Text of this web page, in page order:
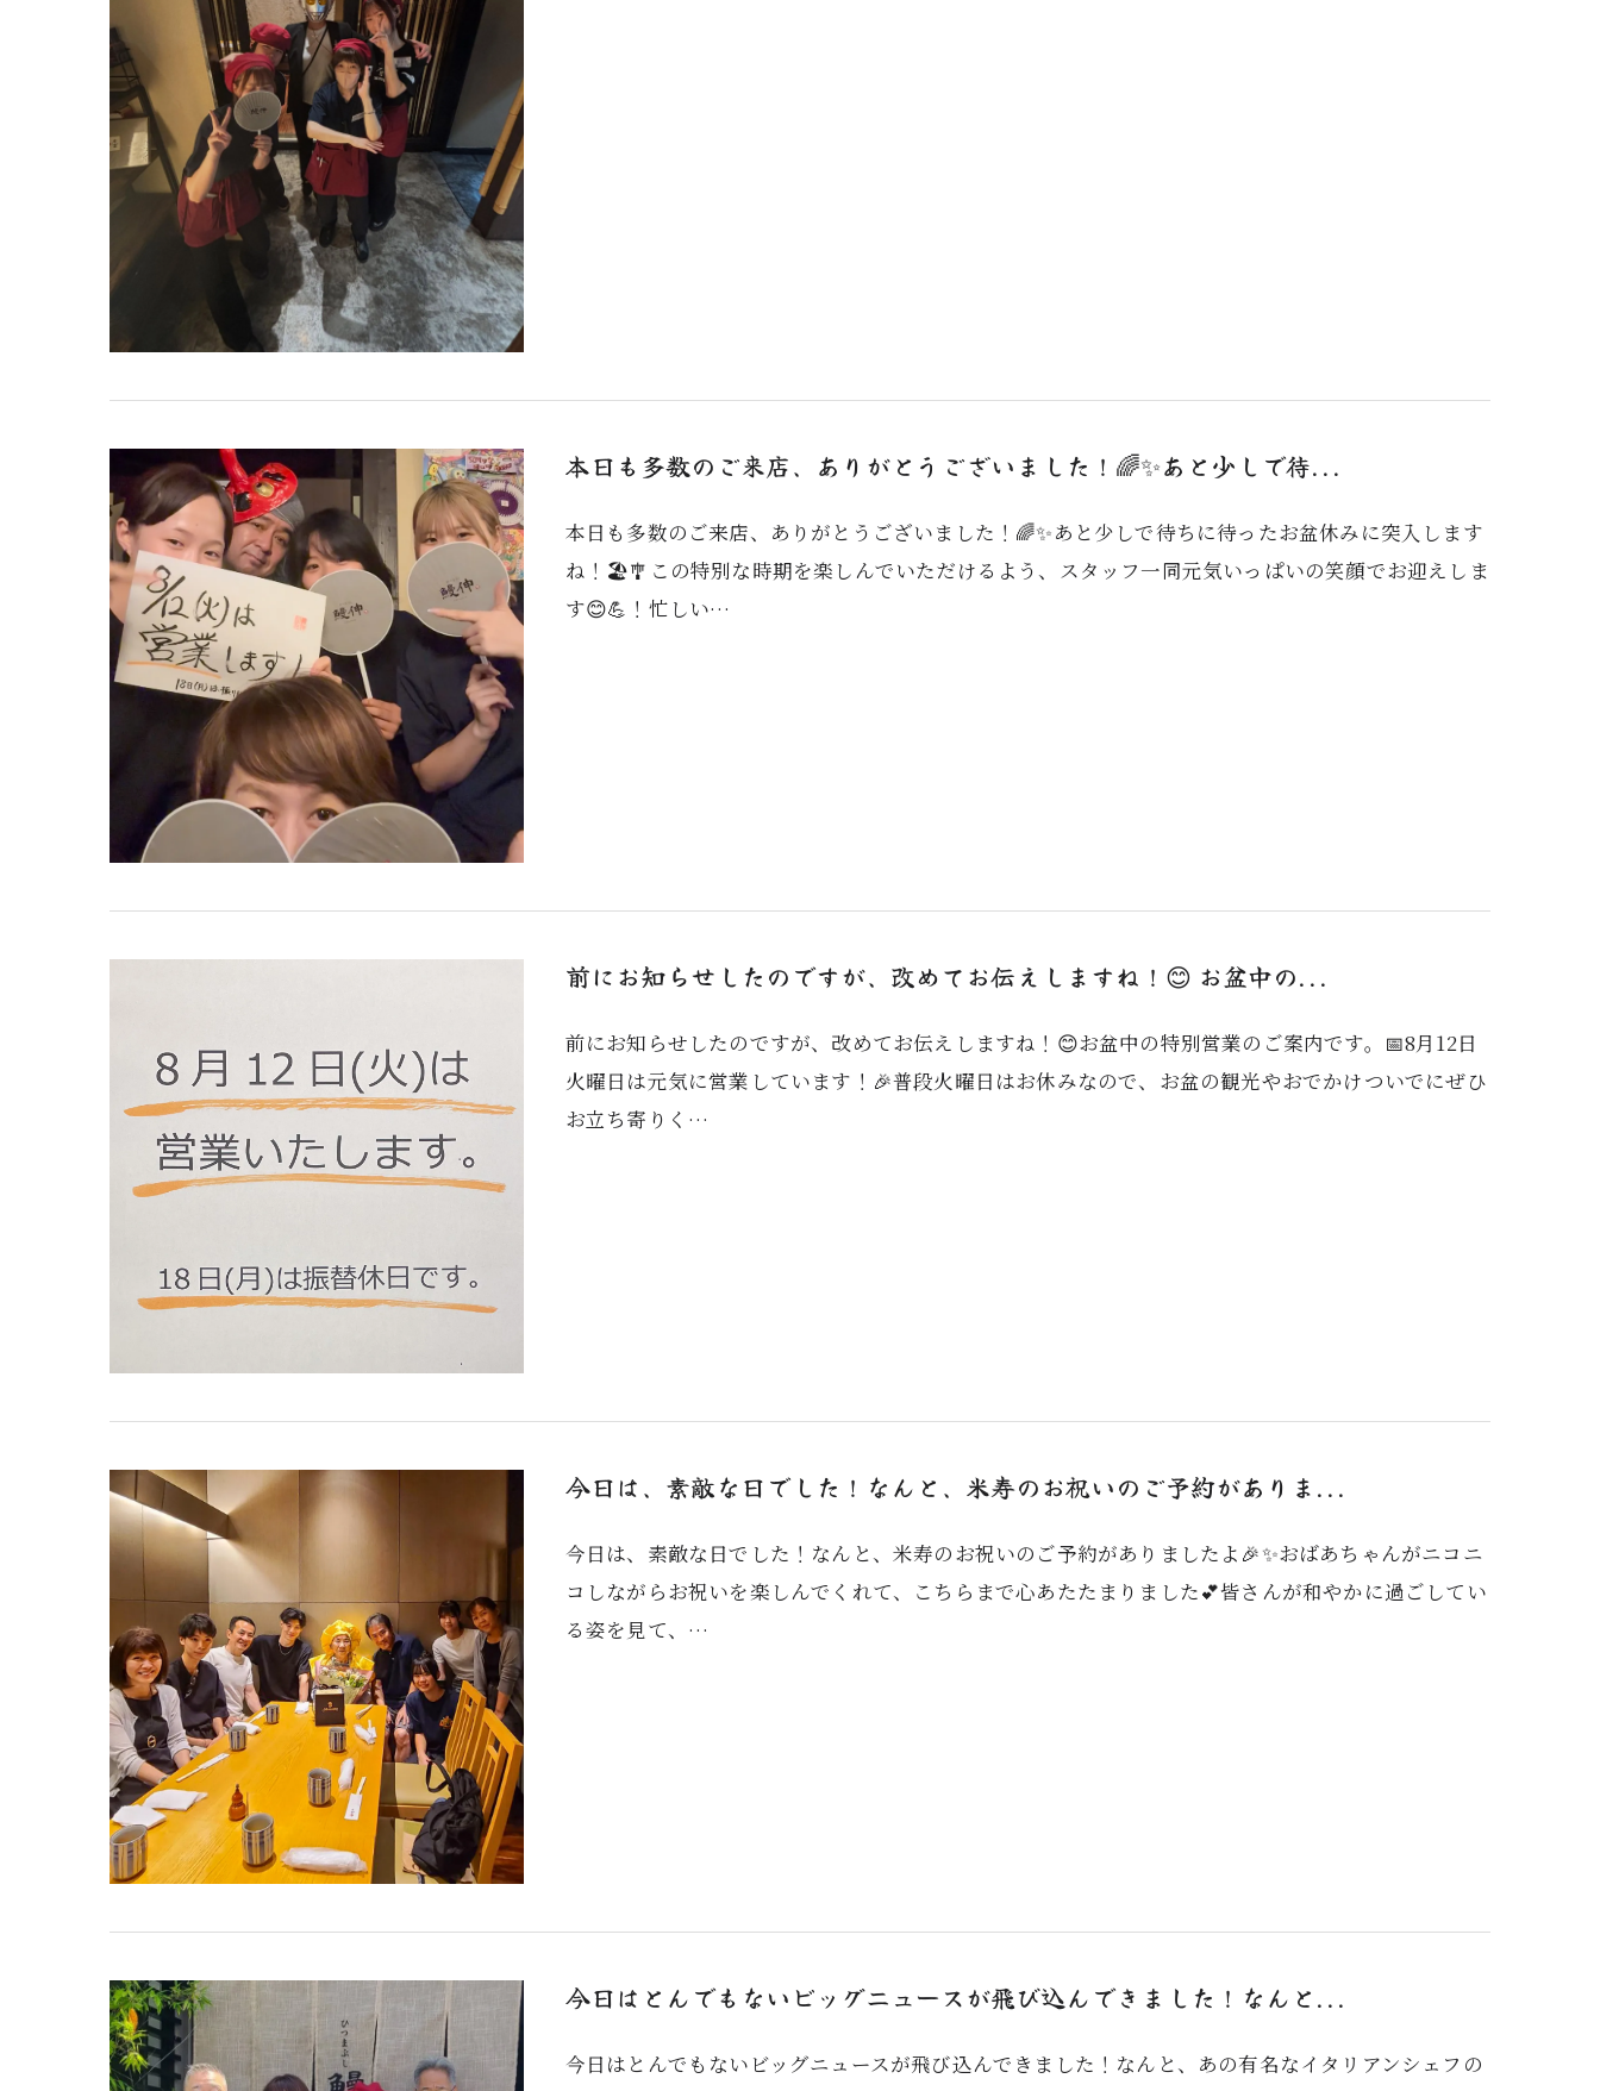
本日も多数のご来店、ありがとうございました！🌈✨あと少しで待...
本日も多数のご来店、ありがとうございました！🌈✨あと少しで待ちに待ったお盆休みに突入します
ね！🏖️🎐この特別な時期を楽しんでいただけるよう、スタッフ一同元気いっぱいの笑顔でお迎えしま
す😊💪！忙しい…
前にお知らせしたのですが、改めてお伝えしますね！😊 お盆中の...
前にお知らせしたのですが、改めてお伝えしますね！😊お盆中の特別営業のご案内です。📅8月12日
火曜日は元気に営業しています！🎉普段火曜日はお休みなので、お盆の観光やおでかけついでにぜひ
お立ち寄りく…
今日は、素敵な日でした！なんと、米寿のお祝いのご予約がありま...
今日は、素敵な日でした！なんと、米寿のお祝いのご予約がありましたよ🎉✨おばあちゃんがニコニ
コしながらお祝いを楽しんでくれて、こちらまで心あたたまりました💕皆さんが和やかに過ごしてい
る姿を見て、…
今日はとんでもないビッグニュースが飛び込んできました！なんと...
今日はとんでもないビッグニュースが飛び込んできました！なんと、あの有名なイタリアンシェフの